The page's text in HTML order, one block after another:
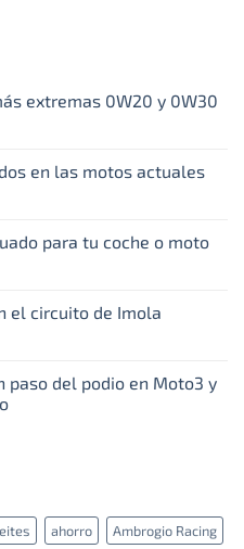
extremas 0W20 y 0W30
en las motos actuales
para tu coche o moto
el circuito de Imola
paso del podio en Moto3 y
ahorro
Ambrogio Racing